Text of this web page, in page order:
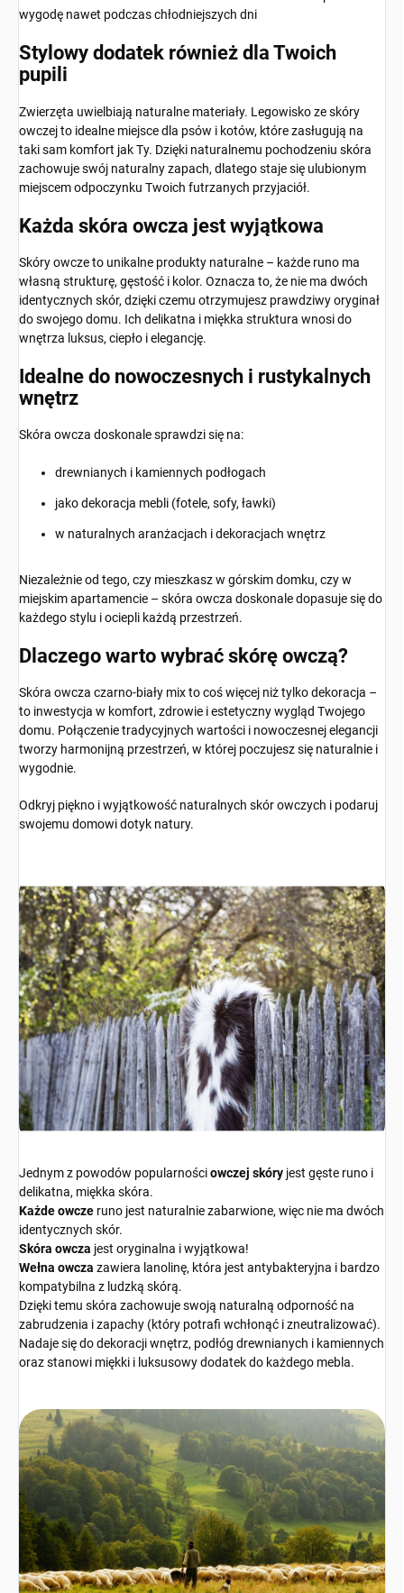
wygodę nawet podczas chłodniejszych dni
Stylowy dodatek również dla Twoich
pupili
Zwierzęta uwielbiają naturalne materiały. Legowisko ze skóry
owczej to idealne miejsce dla psów i kotów, które zasługują na
taki sam komfort jak Ty. Dzięki naturalnemu pochodzeniu skóra
zachowuje swój naturalny zapach, dlatego staje się ulubionym
miejscem odpoczynku Twoich futrzanych przyjaciół.
Każda skóra owcza jest wyjątkowa
Skóry owcze to unikalne produkty naturalne – każde runo ma
własną strukturę, gęstość i kolor. Oznacza to, że nie ma dwóch
identycznych skór, dzięki czemu otrzymujesz prawdziwy oryginał
do swojego domu. Ich delikatna i miękka struktura wnosi do
wnętrza luksus, ciepło i elegancję.
Idealne do nowoczesnych i rustykalnych
wnętrz
Skóra owcza doskonale sprawdzi się na:
drewnianych i kamiennych podłogach
jako dekoracja mebli (fotele, sofy, ławki)
w naturalnych aranżacjach i dekoracjach wnętrz
Niezależnie od tego, czy mieszkasz w górskim domku, czy w
miejskim apartamencie – skóra owcza doskonale dopasuje się do
każdego stylu i ociepli każdą przestrzeń.
Dlaczego warto wybrać skórę owczą?
Skóra owcza czarno-biały mix to coś więcej niż tylko dekoracja –
to inwestycja w komfort, zdrowie i estetyczny wygląd Twojego
domu. Połączenie tradycyjnych wartości i nowoczesnej elegancji
tworzy harmonijną przestrzeń, w której poczujesz się naturalnie i
wygodnie.
Odkryj piękno i wyjątkowość naturalnych skór owczych i podaruj
swojemu domowi dotyk natury.
Jednym z powodów popularnościowczej skóry jest gęste runo i
delikatna, miękka skóra.
Każde owcze runo jest naturalnie zabarwione, więc nie ma dwóch
identycznych skór.
Skóra owcza jest oryginalna i wyjątkowa!
Wełna owcza zawiera lanolinę, która jest antybakteryjna i bardzo
kompatybilna z ludzką skórą.
Dzięki temu skóra zachowuje swoją naturalną odporność na
zabrudzenia i zapachy (który potrafi wchłonąć i zneutralizować).
Nadaje się do dekoracji wnętrz, podłóg drewnianych i kamiennych
oraz stanowi miękki i luksusowy dodatek do każdego mebla.